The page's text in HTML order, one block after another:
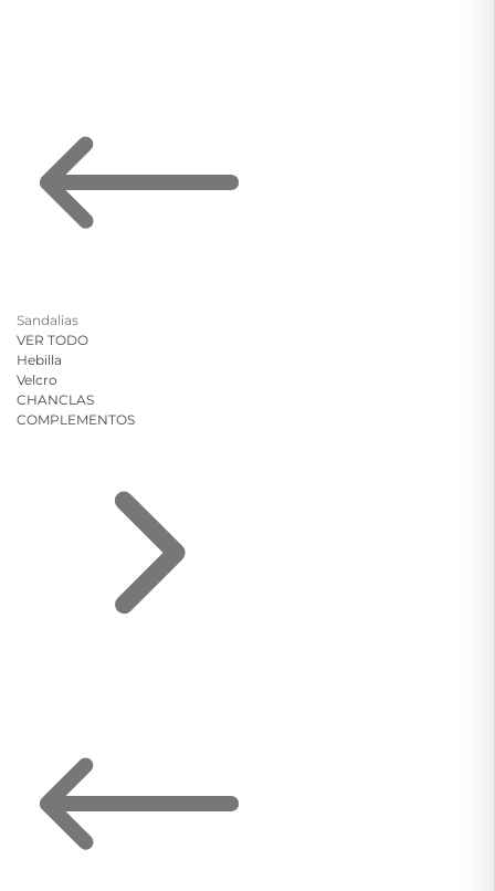
Sandalias
VER TODO
Hebilla
Velcro
CHANCLAS
COMPLEMENTOS